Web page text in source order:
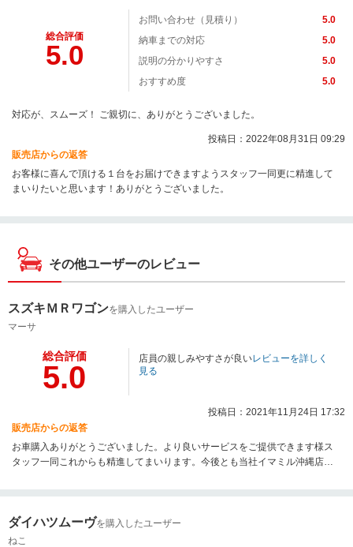
総合評価
5.0
お問い合わせ（見積り）
5.0
納車までの対応
5.0
説明の分かりやすさ
5.0
おすすめ度
5.0
対応が、スムーズ！ ご親切に、ありがとうございました。
投稿日：2022年08月31日 09:29
販売店からの返答
お客様に喜んで頂ける１台をお届けできますようスタッフ一同更に精進して
まいりたいと思います！ありがとうございました。
その他ユーザーのレビュー
スズキＭＲワゴンを購入したユーザー
マーサ
総合評価
5.0
店員の親しみやすさが良いレビューを詳しく
見る
投稿日：2021年11月24日 17:32
販売店からの返答
お車購入ありがとうございました。より良いサービスをご提供できます様ス
タッフ一同これからも精進してまいります。今後とも当社イマミル沖縄店を
ダイハツムーヴを購入したユーザー
ねこ